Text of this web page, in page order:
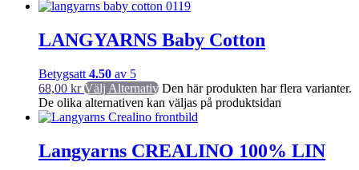
LANGYARNS Baby Cotton
Betygsatt 4.50 av 5
68,00 kr Välj Alternativ Den här produkten har flera varianter.
De olika alternativen kan väljas på produktsidan
Langyarns CREALINO 100% LIN